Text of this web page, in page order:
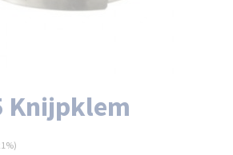
Knijpklem